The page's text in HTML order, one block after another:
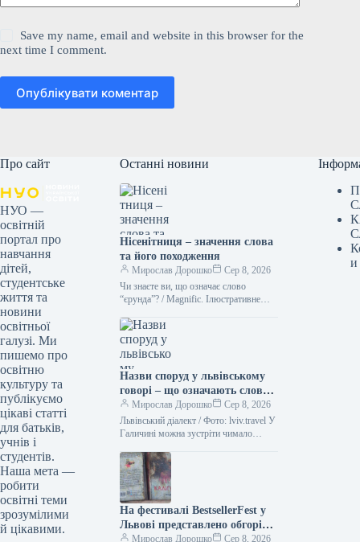
Save my name, email and website in this browser for the
next time I comment.
Опублікувати коментар
Про сайт
НУО —
освітній
портал про
навчання
дітей,
студентське
життя та
новини
освітньої
галузі. Ми
пишемо про
освітню
культуру та
публікуємо
цікаві статті
для батьків,
учнів і
студентів.
Наша мета —
робити
освітні теми
зрозумілими
й цікавими.
Останні новини
Нісенітниця – значення слова
та його походження
Мирослав Дорошко
Сер 8, 2026
Чи знаєте ви, що означає слово
“єрунда”? / Magnific. Ілюстративне
буває цікавішою за саме його…
Назви споруд у львівському
говорі – що означають слова
“двірець”, “креденс”,
“кнайпа”
Мирослав Дорошко
Сер 8, 2026
Львівський діалект / Фото: lviv.travel У
Галичині можна зустріти чимало
справді спантеличити навіть
досвідченого…
На фестивалі BestsellerFest у
Львові представлено обгорілі
книги з харківського складу,
Мирослав Дорошко Сер 8, 2026
и